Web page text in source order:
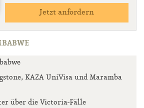
Jetzt anfordern
KAZA UniVisa und Maramba
über die Victoria-Fälle